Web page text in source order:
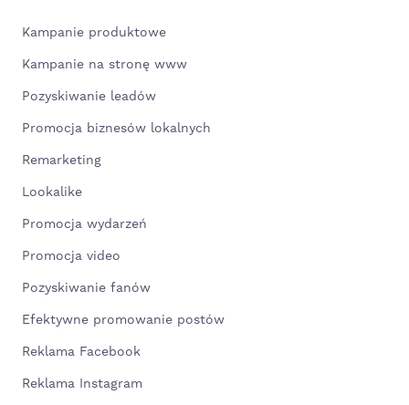
Kampanie produktowe
Kampanie na stronę www
Pozyskiwanie leadów
Promocja biznesów lokalnych
Remarketing
Lookalike
Promocja wydarzeń
Promocja video
Pozyskiwanie fanów
Efektywne promowanie postów
Reklama Facebook
Reklama Instagram